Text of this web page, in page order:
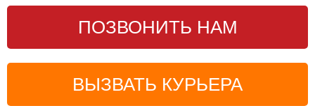
ПОЗВОНИТЬ НАМ
ВЫЗВАТЬ КУРЬЕРА